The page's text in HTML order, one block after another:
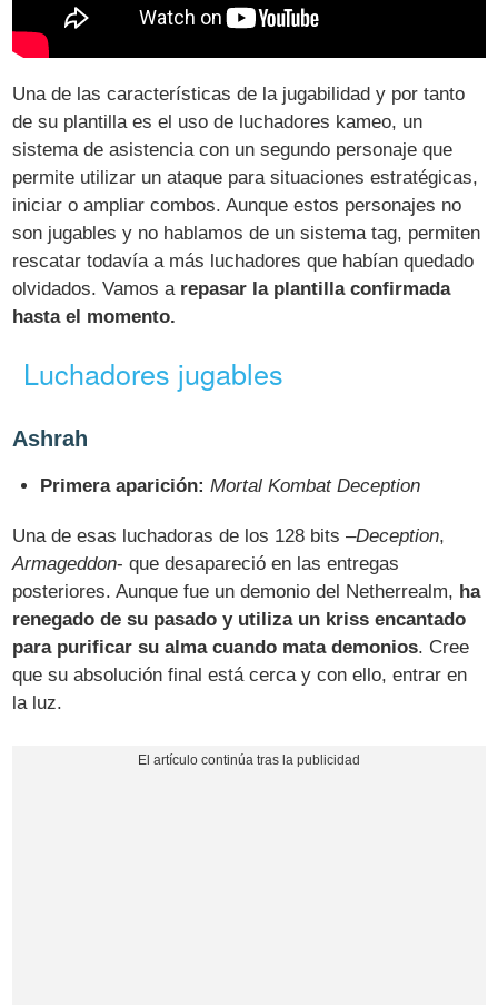
Una de las características de la jugabilidad y por tanto
de su plantilla es el uso de luchadores kameo, un
sistema de asistencia con un segundo personaje que
permite utilizar un ataque para situaciones estratégicas,
iniciar o ampliar combos. Aunque estos personajes no
son jugables y no hablamos de un sistema tag, permiten
rescatar todavía a más luchadores que habían quedado
olvidados. Vamos a repasar la plantilla confirmada
hasta el momento.
Luchadores jugables
Ashrah
Primera aparición: Mortal Kombat Deception
Una de esas luchadoras de los 128 bits –Deception,
Armageddon- que desapareció en las entregas
posteriores. Aunque fue un demonio del Netherrealm, ha
renegado de su pasado y utiliza un kriss encantado
para purificar su alma cuando mata demonios. Cree
que su absolución final está cerca y con ello, entrar en
la luz.